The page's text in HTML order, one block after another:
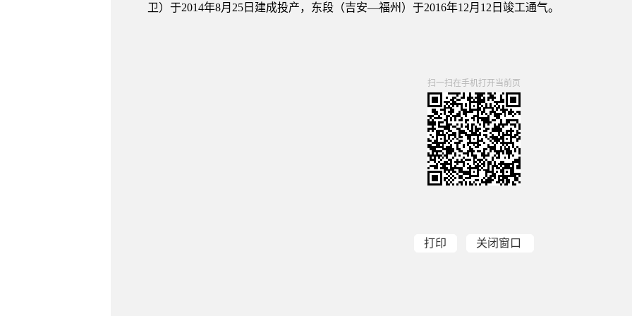
卫）于2014年8月25日建成投产，东段（吉安—福州）于2016年12月12日竣工通气。
扫一扫在手机打开当前页
打印 关闭窗口